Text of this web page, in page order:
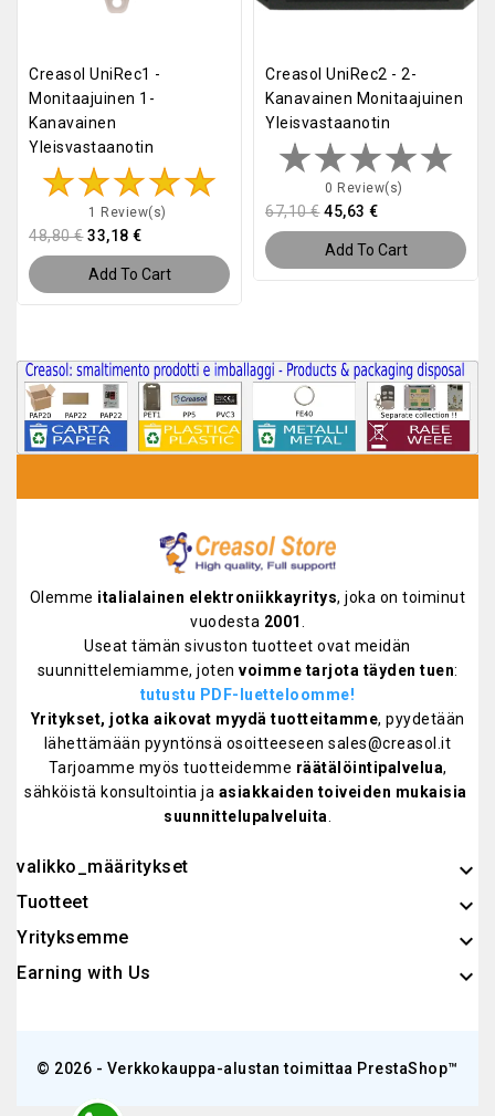
Creasol UniRec1 -
Monitaajuinen 1-
Kanavainen
Yleisvastaanotin
1 Review(s)
48,80 € 33,18 €
Add To Cart
Creasol UniRec2 - 2-
Kanavainen Monitaajuinen
Yleisvastaanotin
0 Review(s)
67,10 € 45,63 €
Add To Cart
Olemme italialainen elektroniikkayritys, joka on toiminut
vuodesta 2001
Useat tämän sivuston tuotteet ovat meidän
suunnittelemiamme, joten voimme tarjota täyden tuen:
tutustu PDF-luetteloomme!
Yritykset, jotka aikovat myydä tuotteitamme, pyydetään
lähettämään pyyntönsä osoitteeseen sales@creasol.it
Tarjoamme myös tuotteidemme räätälöintipalvelua,
sähköistä konsultointia ja asiakkaiden toiveiden mukaisia ​​
suunnittelupalveluita
valikko_määritykset keyboard_arrow_down
Tuotteet 
Yrityksemme 
Earning with Us 
© 2026 - Verkkokauppa-alustan toimittaa PrestaShop™